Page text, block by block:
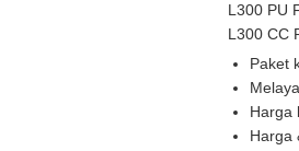
L300 PU
L300 CC
Paket
Harga
Harga